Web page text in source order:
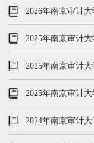
2026年南京审计
2025年南京审计
2025年南京审计
2025年南京审计
2024年南京审计